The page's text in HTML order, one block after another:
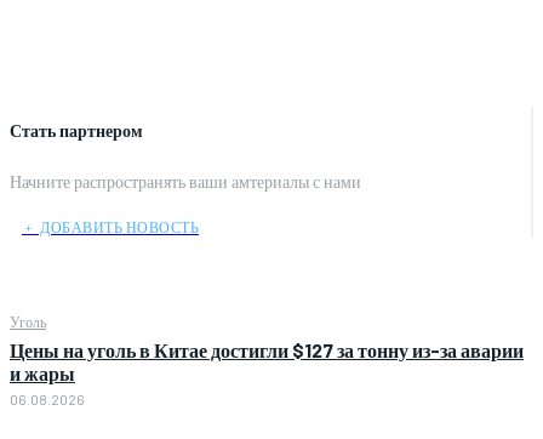
Стать партнером
Начните распространять ваши амтериалы с нами
﹢ ДОБАВИТЬ НОВОСТЬ
Уголь
Цены на уголь в Китае достигли $127 за тонну из-за аварии
и жары
06.08.2026